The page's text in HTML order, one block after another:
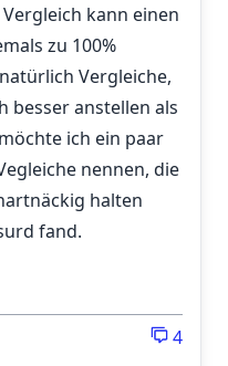
kann einen
zu 100%
Vergleiche,
besser anstellen als
ich ein paar
nennen, die
halten
fand.
4